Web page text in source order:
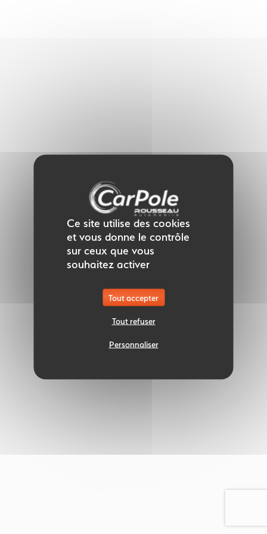
Ce site utilise des cookies
et vous donne le contrôle
sur ceux que vous
souhaitez activer
Tout accepter
Tout refuser
Personnaliser